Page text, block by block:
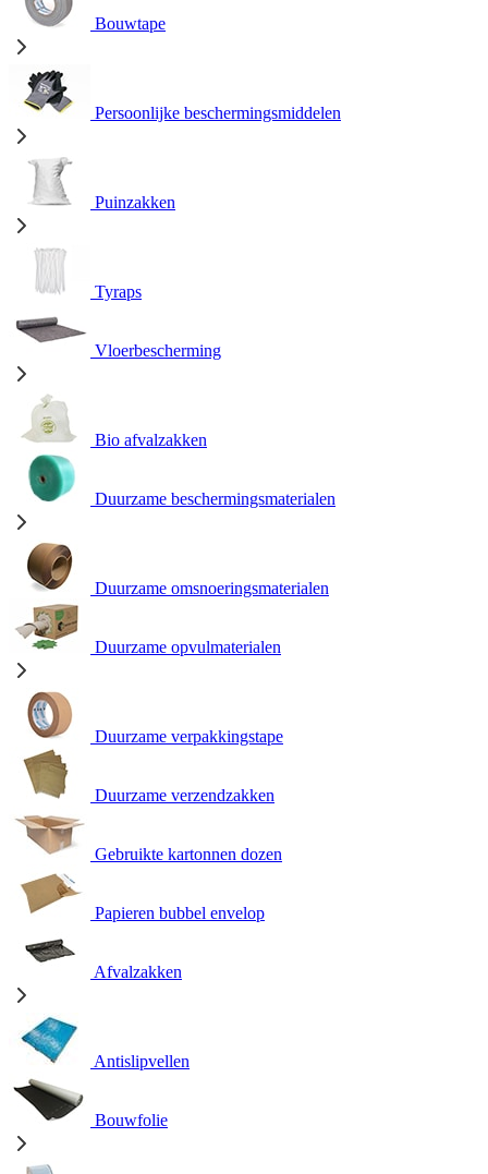
Bouwtape
Persoonlijke beschermingsmiddelen
Puinzakken
Tyraps
Vloerbescherming
Bio afvalzakken
Duurzame beschermingsmaterialen
Duurzame omsnoeringsmaterialen
Duurzame opvulmaterialen
Duurzame verpakkingstape
Duurzame verzendzakken
Gebruikte kartonnen dozen
Papieren bubbel envelop
Afvalzakken
Antislipvellen
Bouwfolie